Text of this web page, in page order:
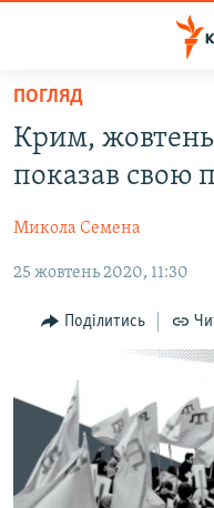
Перейти
основного
матеріалу
до
навігації
Перейти
ВОДА.КРИМ
ПОЛІТИКА
БЛОГИ
ПОГЛЯД
ВСЕ ЗА ДЕНЬ
СПЕЦПРОЕКТИ
ДЕПОРТАЦІЯ
ЯК ОБІЙТИ
ПОГЛЯД
Крим,
показав свою
Микола Семена
25 жовтень 2020, 11:30
Поділитись